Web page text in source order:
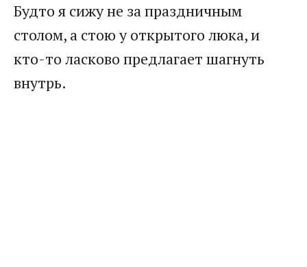
Будто я сижу не за праздничным
столом, а стою у открытого люка, и
кто-то ласково предлагает шагнуть
внутрь.